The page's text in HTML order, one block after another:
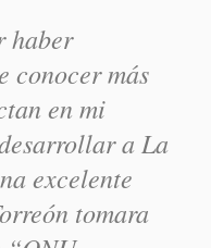
haber
conocer más
en mi
a La
excelente
tomara